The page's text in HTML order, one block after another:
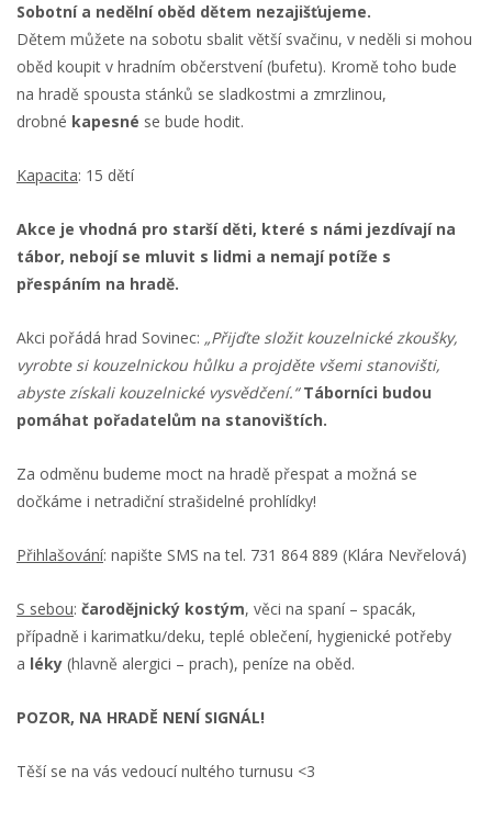
Sobotní a nedělní oběd dětem nezajišťujeme.
Dětem můžete na sobotu sbalit větší svačinu, v neděli si mohou
oběd koupit v hradním občerstvení (bufetu). Kromě toho bude
na hradě spousta stánků se sladkostmi a zmrzlinou,
drobné kapesné se bude hodit.
Kapacita: 15 dětí
Akce je vhodná pro starší děti, které s námi jezdívají na
tábor, nebojí se mluvit s lidmi a nemají potíže s
přespáním na hradě.
Akci pořádá hrad Sovinec: „Přijďte složit kouzelnické zkoušky,
vyrobte si kouzelnickou hůlku a projděte všemi stanovišti,
abyste získali kouzelnické vysvědčení.“Táborníci budou
pomáhat pořadatelům na stanovištích.
Za odměnu budeme moct na hradě přespat a možná se
dočkáme i netradiční strašidelné prohlídky!
Přihlašování: napište SMS na tel. 731 864 889 (Klára Nevřelová)
S sebou: čarodějnický kostým, věci na spaní – spacák,
případně i karimatku/deku, teplé oblečení, hygienické potřeby
a léky (hlavně alergici – prach), peníze na oběd.
POZOR, NA HRADĚ NENÍ SIGNÁL!
Těší se na vás vedoucí nultého turnusu <3